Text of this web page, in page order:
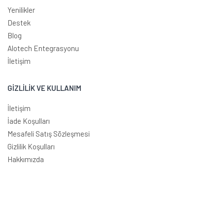
Yenilikler
Destek
Blog
Alotech Entegrasyonu
İletişim
GİZLİLİK VE KULLANIM
İletişim
İade Koşulları
Mesafeli Satış Sözleşmesi
Gizlilik Koşulları
Hakkımızda